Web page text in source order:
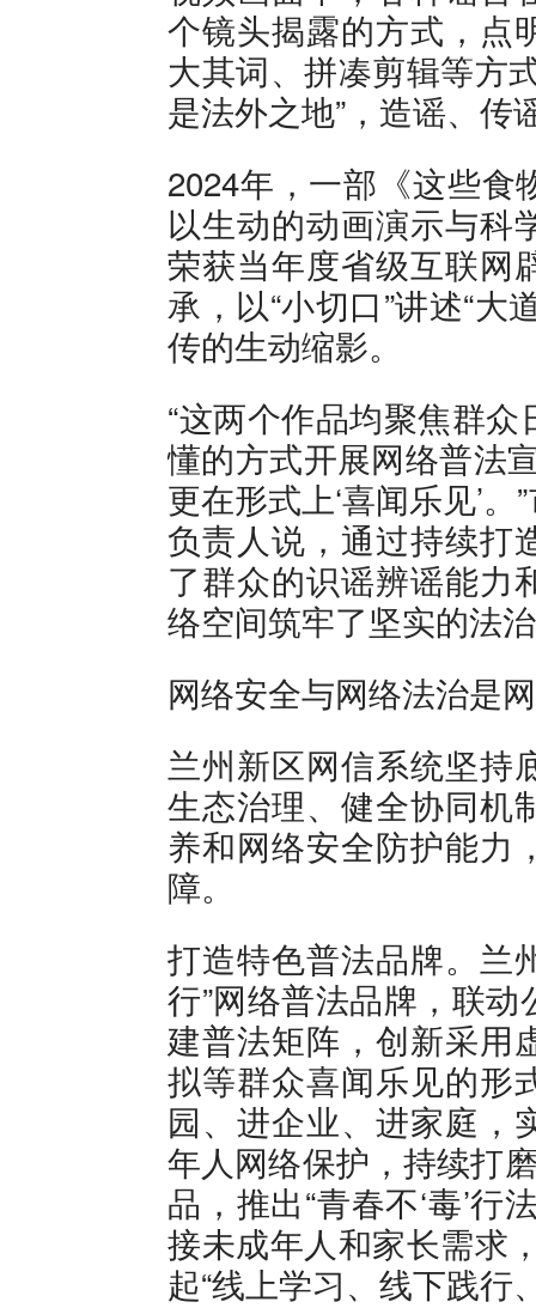
个镜头揭露的方式，点
大其词、拼凑剪辑等方
是法外之地”，造谣、传
2024年，一部《这些食
以生动的动画演示与科
荣获当年度省级互联网
承，以“小切口”讲述“大
传的生动缩影。
“这两个作品均聚焦群
懂的方式开展网络普法
更在形式上‘喜闻乐见’
负责人说，通过持续打
了群众的识谣辨谣能力
络空间筑牢了坚实的法
网络安全与网络法治是
兰州新区网信系统坚持
生态治理、健全协同机
养和网络安全防护能力
障。
打造特色普法品牌。兰
行”网络普法品牌，联
建普法矩阵，创新采用
拟等群众喜闻乐见的形
园、进企业、进家庭，
年人网络保护，持续打
品，推出“青春不‘毒’
接未成年人和家长需求
起“线上学习、线下践行